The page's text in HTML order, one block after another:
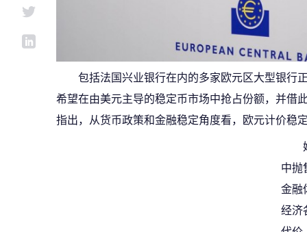
包括法国兴业银行在内的多家欧元区大型银行
希望在由美元主导的稳定币市场中抢占份额，并借
指出，从货币政策和金融稳定角度看，欧元计价稳
中抛
金融
经济